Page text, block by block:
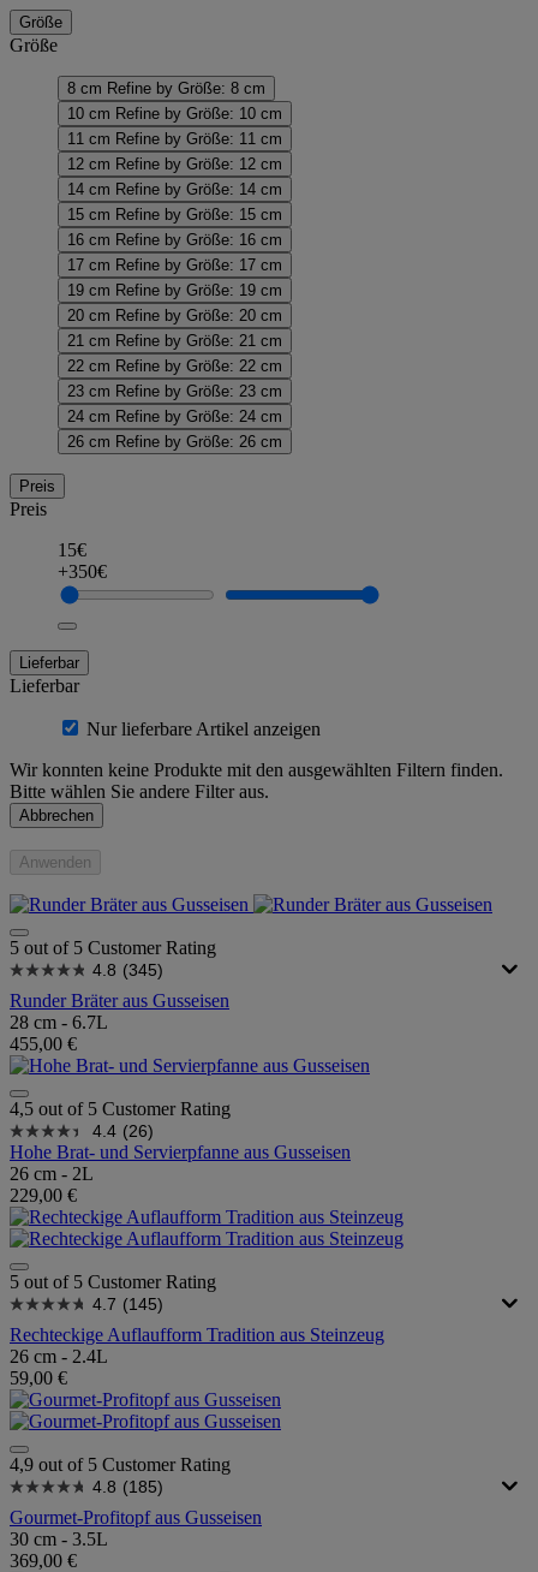
Größe
Größe
8 cm Refine by Größe: 8 cm
10 cm Refine by Größe: 10 cm
11 cm Refine by Größe: 11 cm
12 cm Refine by Größe: 12 cm
14 cm Refine by Größe: 14 cm
15 cm Refine by Größe: 15 cm
16 cm Refine by Größe: 16 cm
17 cm Refine by Größe: 17 cm
19 cm Refine by Größe: 19 cm
20 cm Refine by Größe: 20 cm
21 cm Refine by Größe: 21 cm
22 cm Refine by Größe: 22 cm
23 cm Refine by Größe: 23 cm
24 cm Refine by Größe: 24 cm
26 cm Refine by Größe: 26 cm
Preis
Preis
15€
+350€
Lieferbar
Lieferbar
Nur lieferbare Artikel anzeigen
Wir konnten keine Produkte mit den ausgewählten Filtern finden.
Bitte wählen Sie andere Filter aus.
Abbrechen
Anwenden
5 out of 5 Customer Rating
4.8 (345)
Runder Bräter aus Gusseisen
28 cm - 6.7L
455,00 €
4,5 out of 5 Customer Rating
4.4 (26)
Hohe Brat- und Servierpfanne aus Gusseisen
26 cm - 2L
229,00 €
5 out of 5 Customer Rating
4.7 (145)
Rechteckige Auflaufform Tradition aus Steinzeug
26 cm - 2.4L
59,00 €
4,9 out of 5 Customer Rating
4.8 (185)
Gourmet-Profitopf aus Gusseisen
30 cm - 3.5L
369,00 €